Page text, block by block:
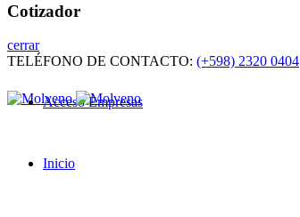
Cotizador
cerrar
TELÉFONO DE CONTACTO: (+598) 2320 0404
Acceso Empresas
Inicio